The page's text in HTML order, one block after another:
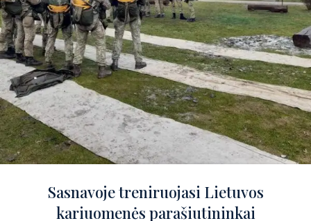
Sasnavoje treniruojasi Lietuvos
kariuomenės parašiutininkai